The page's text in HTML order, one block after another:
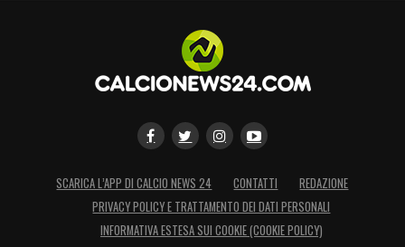
SCARICA L’APP DI CALCIO NEWS 24 CONTATTI
REDAZIONE
PRIVACY POLICY E TRATTAMENTO DEI DATI PERSONALI
INFORMATIVA ESTESA SUI COOKIE (COOKIE POLICY)